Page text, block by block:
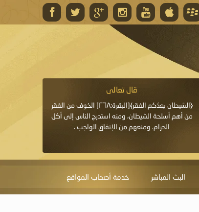
قال تعالى
﴿الشيطان يعِدُكم الفقر﴾[البقرة:٢٦٨] الخوف من الفقر
من أهم أسلحة الشيطان، ومنه استدرج الناس إلى أكل
الحرام، ومنعهم من الإنفاق الواجب .
البث المباشر خدمة أصحاب المواقع